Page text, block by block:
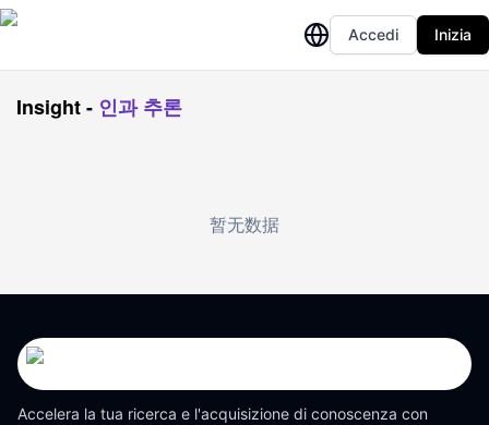
Accedi Inizia
Insight- 인과 추론
暂无数据
Accelera la tua ricerca e l'acquisizione di conoscenza con